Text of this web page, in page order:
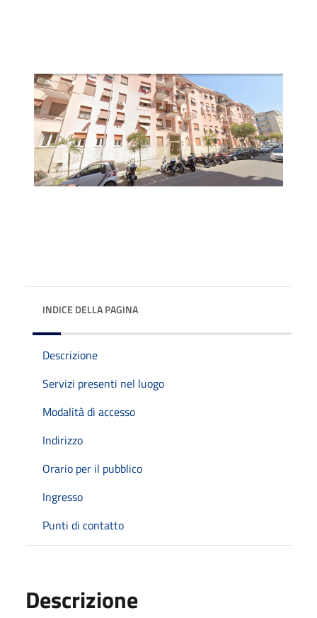
INDICE DELLA PAGINA
Descrizione
Servizi presenti nel luogo
Modalità di accesso
Indirizzo
Orario per il pubblico
Ingresso
Punti di contatto
Descrizione